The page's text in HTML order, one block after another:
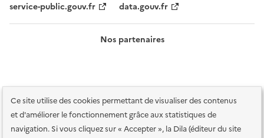
Ce site utilise des cookies permettant de visualiser des contenus
et d'améliorer le fonctionnement grâce aux statistiques de
navigation. Si vous cliquez sur « Accepter », la Dila (éditeur du site
service-public.gouv.fr
data.gouv.fr
Nos partenaires